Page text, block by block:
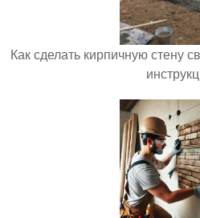
Как сделать кирпичную стену